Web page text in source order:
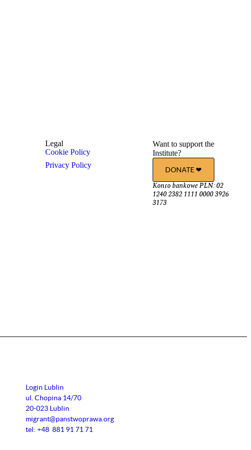
Legal
Cookie Policy
Privacy Policy
Want to support the
Institute?
DONATE ❤︎
Konto bankowe PLN: 02
1240 2382 1111 0000 3926
3173
Login Lublin
ul. Chopina 14/70
20-023 Lublin
migrant@panstwoprawa.org
tel: +48 881 91 71 71